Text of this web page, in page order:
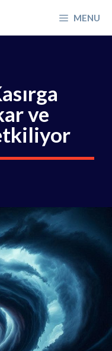
MENU
ve